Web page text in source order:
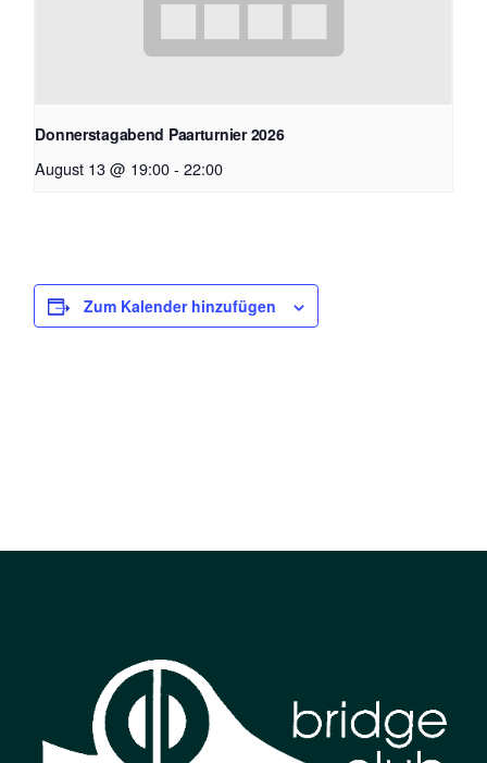
Donnerstagabend Paarturnier 2026
August 13 @ 19:00 - 22:00
Zum Kalender hinzufügen